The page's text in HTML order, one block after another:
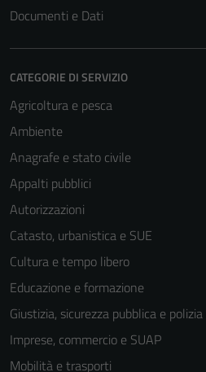
Documenti e Dati
CATEGORIE DI SERVIZIO
Agricoltura e pesca
Ambiente
Anagrafe e stato civile
Appalti pubblici
Autorizzazioni
Catasto, urbanistica e SUE
Cultura e tempo libero
Educazione e formazione
Giustizia, sicurezza pubblica e
Imprese, commercio e SUAP
Mobilità e trasporti